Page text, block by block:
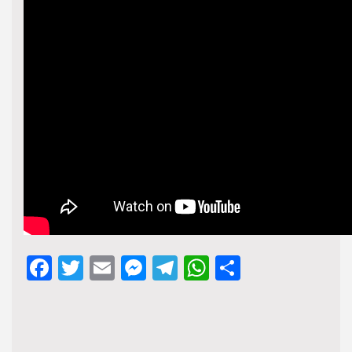
Facebook
Twitter
EmailMessenger
Telegram
WhatsApp